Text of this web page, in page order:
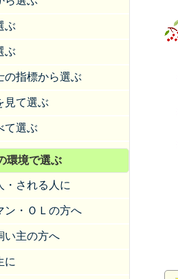
ぶ
ぶ
の指標から選ぶ
見て選ぶ
て選ぶ
環境で選ぶ
・される人に
ン・ＯＬの方へ
い主の方へ
に